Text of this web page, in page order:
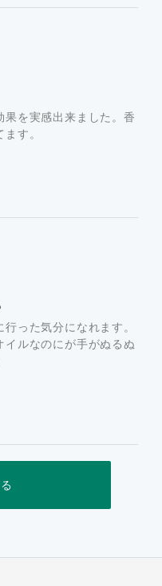
を実感出来ました。香
す。
った気分になれます。
イルなのにが手がぬるぬ